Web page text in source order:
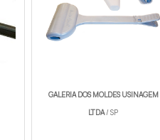
GALERIA DOS MOLDES USINAGEM
LTDA/ SP